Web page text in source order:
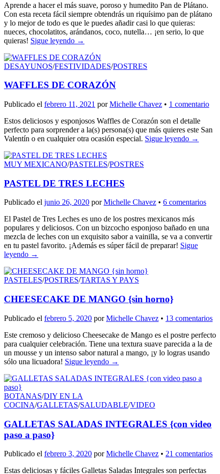
Aprende a hacer el más suave, poroso y humedito Pan de Plátano.
Con esta receta fácil siempre obtendrás un riquísimo pan de plátano
y lo mejor de todo es que le puedes añadir casi lo que quieras:
nueces, chocolatitos, arándanos, coco, nutella… ¡en serio, lo que
quieras! Sigue leyendo →
DESAYUNOS/FESTIVIDADES/POSTRES
WAFFLES DE CORAZÓN
Publicado el febrero 11, 2021 porMichelle Chavez • 1 comentario
Estos deliciosos y esponjosos Waffles de Corazón son el detalle
perfecto para sorprender a la(s) persona(s) que más quieres este San
Valentín o en cualquier otra ocasión especial. Sigue leyendo →
MUY MEXICANO/PASTELES/POSTRES
PASTEL DE TRES LECHES
Publicado el junio 26, 2020 porMichelle Chavez • 6 comentarios
El Pastel de Tres Leches es uno de los postres mexicanos más
populares y deliciosos. Con un bizcocho esponjoso bañado en una
mezcla de leches con un exquisito sabor a vainilla, se va a convertir
en tu pastel favorito. ¡Además es súper fácil de preparar! Sigue
leyendo →
PASTELES/POSTRES/TARTAS Y PAYS
CHEESECAKE DE MANGO {sin horno}
Publicado el febrero 5, 2020 porMichelle Chavez • 13 comentarios
Este cremoso y delicioso Cheesecake de Mango es el postre perfecto
para cualquier celebración. Tiene una textura suave parecida a la de
un mousse y un intenso sabor natural a mango, ¡y lo logras usando
sólo una licuadora! Sigue leyendo →
BOTANAS/DIY EN LA
COCINA/GALLETAS/SALUDABLE/VIDEO
GALLETAS SALADAS INTEGRALES {con video
paso a paso}
Publicado el febrero 3, 2020 porMichelle Chavez • 21 comentarios
Estas deliciosas y fáciles Galletas Saladas Integrales son perfectas